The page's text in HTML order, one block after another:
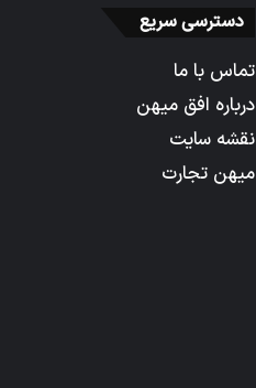
دسترسی سریع
تماس با ما
درباره افق میهن
نقشه سایت
میهن تجارت